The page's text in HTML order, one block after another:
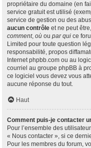
propriétaire du domaine (en
service gratuit est utilisé
service de gestion ou des
aucun contrôle et ne peut
comment, où ou par qui ce
Limited pour toute question
responsabilité, propos
Internet phpbb.com ou au
courriel au groupe phpBB à
ce logiciel vous devez vous
aucune réponse du tout.
Haut
Comment puis-je contacter
Pour l’ensemble des
« Nous contacter », si ce
Pour les membres du forum,